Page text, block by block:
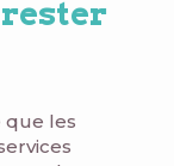
rester
les